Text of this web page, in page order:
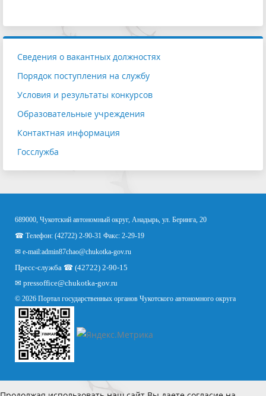
Сведения о вакантных должностях
Порядок поступления на службу
Условия и результаты конкурсов
Образовательные учреждения
Контактная информация
Госслужба
689000, Чукотский автономный округ, Анадырь, ул. Беринга, 20
☎ Телефон: (42722) 2-90-31 Факс: 2-29-19
✉ e-mail:admin87chao@chukotka-gov.ru
Пресс-служба ☎ (42722) 2-90-15
✉ pressoffice@chukotka-gov.ru
© 2026 Портал государственных органов Чукотского автономного округа